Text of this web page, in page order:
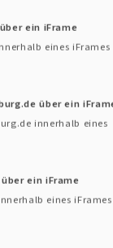
des
Applaus
ein iFrame
eines iFrames
über ein
innerhalb eines
ein iFrame
eines iFrames